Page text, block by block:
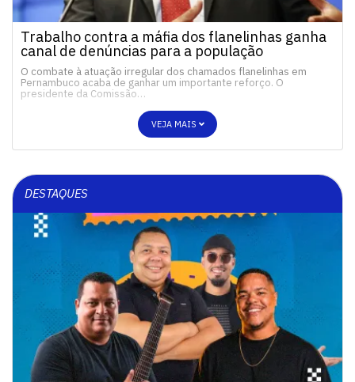
Trabalho contra a máfia dos flanelinhas ganha
canal de denúncias para a população
O combate à atuação irregular dos chamados flanelinhas em
Pernambuco acaba de ganhar um importante reforço. O
presidente da Comissão…
VEJA MAIS
DESTAQUES